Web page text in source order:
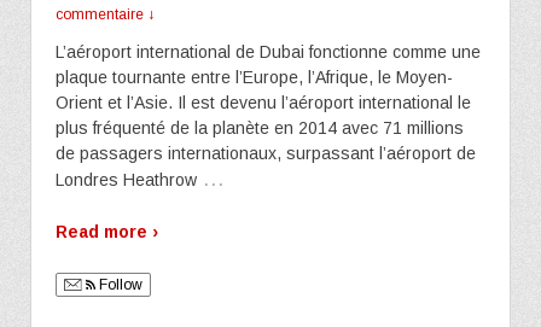
commentaire ↓
L’aéroport international de Dubai fonctionne comme une
plaque tournante entre l’Europe, l’Afrique, le Moyen-
Orient et l’Asie. Il est devenu l’aéroport international le
plus fréquenté de la planète en 2014 avec 71 millions
de passagers internationaux, surpassant l’aéroport de
Londres Heathrow …
Read more ›
Follow